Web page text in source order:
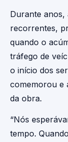
Durante anos,
recorrentes,
quando o
tráfego de
o início dos
comemorou e
da obra.
“Nós
tempo.